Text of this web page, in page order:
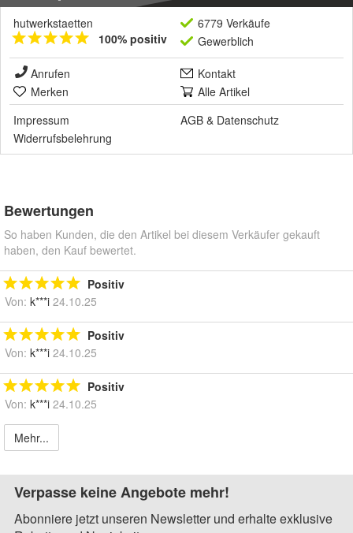
hutwerkstaetten
100% positiv
6779 Verkäufe
Gewerblich
Anrufen
Kontakt
Merken
Alle Artikel
Impressum
AGB & Datenschutz
Widerrufsbelehrung
Bewertungen
So haben Kunden, die den Artikel bei diesem Verkäufer gekauft
haben, den Kauf bewertet.
Positiv
Von: k***i 24.10.25
Positiv
Von: k***i 24.10.25
Positiv
Von: k***i 24.10.25
Mehr...
Verpasse keine Angebote mehr!
Abonniere jetzt unseren Newsletter und erhalte exklusive